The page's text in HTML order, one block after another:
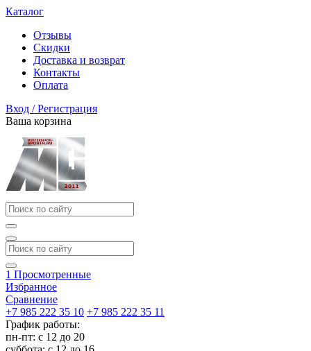
Каталог
Отзывы
Скидки
Доставка и возврат
Контакты
Оплата
Вход / Регистрация
Ваша корзина
1 Просмотренные
Избранное
Сравнение
+7 985 222 35 10 +7 985 222 35 11
График работы:
пн-пт: с 12 до 20